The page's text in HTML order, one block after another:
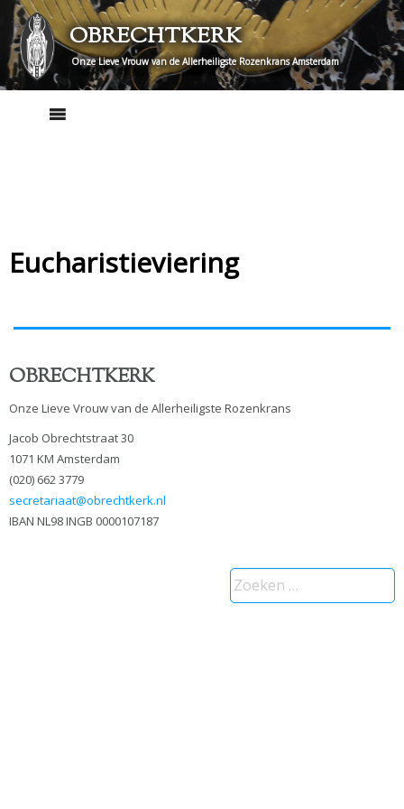
Skip
to
content
OBRECHTKERK
Onze Lieve Vrouw van de Allerheiligste Rozenkrans Amsterdam
Eucharistieviering
OBRECHTKERK
Onze Lieve Vrouw van de Allerheiligste Rozenkrans
Jacob Obrechtstraat 30
1071 KM Amsterdam
(020) 662 3779
secretariaat@obrechtkerk.nl
IBAN NL98 INGB 0000107187
Zoeken
naar: